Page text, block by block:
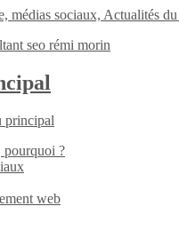
médias sociaux, Actualités
seo rémi morin
principal
?
web